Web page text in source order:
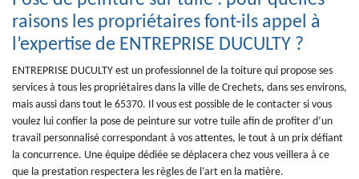
raisons les propriétaires font-ils appel à
l’expertise de ENTREPRISE DUCULTY ?
ENTREPRISE DUCULTY est un professionnel de la toiture qui propose ses
services à tous les propriétaires dans la ville de Crechets, dans ses environs,
mais aussi dans tout le 65370. Il vous est possible de le contacter si vous
voulez lui confier la pose de peinture sur votre tuile afin de profiter d’un
travail personnalisé correspondant à vos attentes, le tout à un prix défiant
la concurrence. Une équipe dédiée se déplacera chez vous veillera à ce
que la prestation respectera les règles de l’art en la matière.